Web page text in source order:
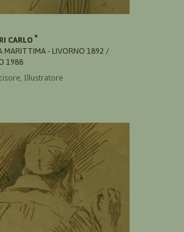
CARLO
MARITTIMA - LIVORNO 1892 /
1988
Illustratore